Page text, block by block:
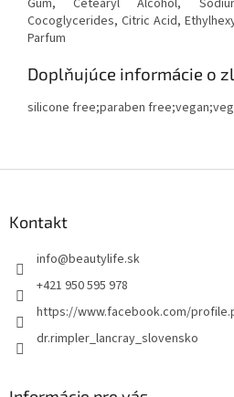
Gum, Cetearyl Alcohol,
Cocoglycerides, Citric Acid,
Parfum
Doplňujúce informácie o
silicone free;paraben
Kontakt
info@beautylife.sk
+421 950 595 978
https://www.facebook.com/
dr.rimpler_lancray_slovensko